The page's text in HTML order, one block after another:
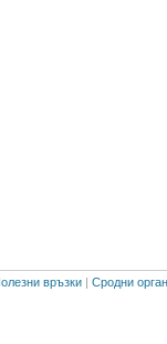
връзки | Сродни